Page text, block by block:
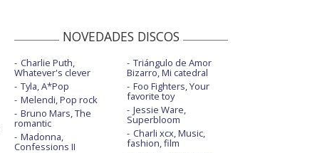
NOVEDADES DISCOS
Charlie Puth,
Whatever's clever
Tyla, A*Pop
Melendi, Pop rock
Bruno Mars, The
romantic
Madonna,
Confessions II
Triángulo de Amor
Bizarro, Mi catedral
Foo Fighters, Your
favorite toy
Jessie Ware,
Superbloom
Charli xcx, Music,
fashion, film